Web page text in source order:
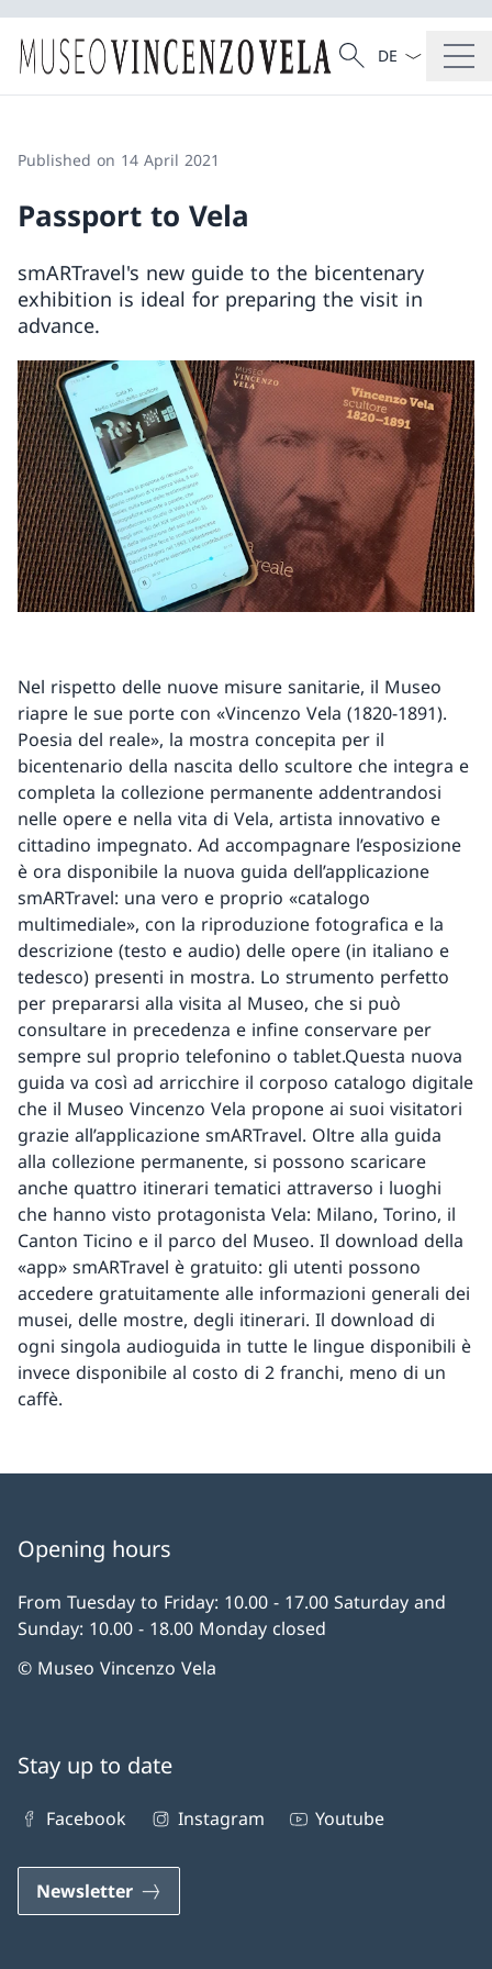
Search
Search
Language
Published on 14 April 2021
Passport to Vela
smARTravel's new guide to the bicentenary
exhibition is ideal for preparing the visit in
advance.
Nel rispetto delle nuove misure sanitarie, il Museo
riapre le sue porte con «Vincenzo Vela (1820-1891).
Poesia del reale», la mostra concepita per il
bicentenario della nascita dello scultore che integra e
completa la collezione permanente addentrandosi
nelle opere e nella vita di Vela, artista innovativo e
cittadino impegnato. Ad accompagnare l’esposizione
è ora disponibile la nuova guida dell’applicazione
smARTravel: una vero e proprio «catalogo
multimediale», con la riproduzione fotografica e la
descrizione (testo e audio) delle opere (in italiano e
tedesco) presenti in mostra. Lo strumento perfetto
per prepararsi alla visita al Museo, che si può
consultare in precedenza e infine conservare per
sempre sul proprio telefonino o tablet.Questa nuova
guida va così ad arricchire il corposo catalogo digitale
che il Museo Vincenzo Vela propone ai suoi visitatori
grazie all’applicazione smARTravel. Oltre alla guida
alla collezione permanente, si possono scaricare
anche quattro itinerari tematici attraverso i luoghi
che hanno visto protagonista Vela: Milano, Torino, il
Canton Ticino e il parco del Museo. Il download della
«app» smARTravel è gratuito: gli utenti possono
accedere gratuitamente alle informazioni generali dei
musei, delle mostre, degli itinerari. Il download di
ogni singola audioguida in tutte le lingue disponibili è
invece disponibile al costo di 2 franchi, meno di un
caffè.
Opening hours
From Tuesday to Friday: 10.00 - 17.00 Saturday and
Sunday: 10.00 - 18.00 Monday closed
© Museo Vincenzo Vela
Stay up to date
Facebook Instagram Youtube
Newsletter